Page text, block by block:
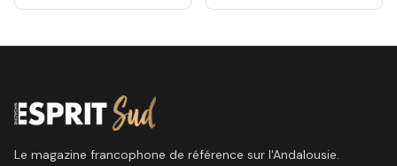
Le magazine francophone de référence sur l'Andalousie.